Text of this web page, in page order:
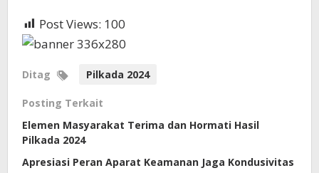
Post Views: 100
Ditag Pilkada 2024
Posting Terkait
Elemen Masyarakat Terima dan Hormati Hasil
Pilkada 2024
Apresiasi Peran Aparat Keamanan Jaga Kondusivitas